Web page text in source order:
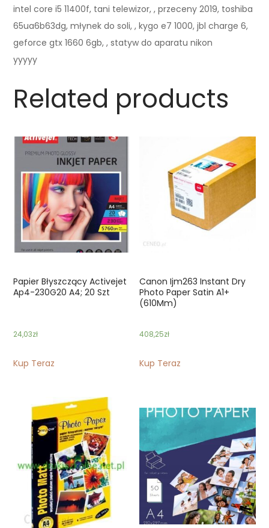
intel core i5 11400f, tani telewizor, , przeceny 2019, toshiba
65ua6b63dg, młynek do soli, , kygo e7 1000, jbl charge 6,
geforce gtx 1660 6gb, , statyw do aparatu nikon
yyyyy
Related products
Papier Błyszczący Activejet
Ap4-230G20 A4; 20 Szt
24,03zł
Kup Teraz
Canon Ijm263 Instant Dry
Photo Paper Satin A1+
(610Mm)
408,25zł
Kup Teraz